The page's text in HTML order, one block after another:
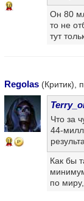
10
Он 80
то не
тут
Regolas (Критик),
11
Что за
44-
Как бы
по